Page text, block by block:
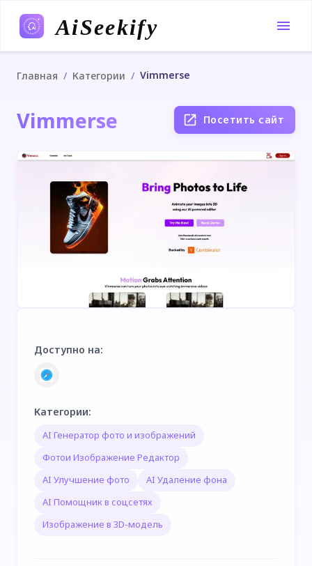
AiSeekify
Главная / Категории / Vimmerse
Vimmerse Посетить сайт
Доступно на:
Категории:
AI Генератор фото и изображений
Фотои Изображение Редактор
AI Улучшение фото
AI Удаление фона
AI Помощник в соцсетях
Изображение в 3D-модель